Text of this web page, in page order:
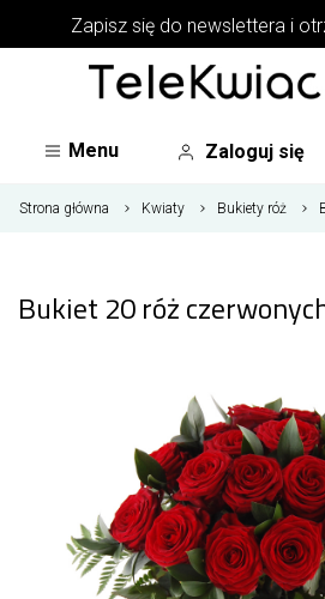
Zapisz się do newslettera i
Menu Zaloguj się
Strona główna Kwiaty Bukiety róż
Bukiet 20 róż